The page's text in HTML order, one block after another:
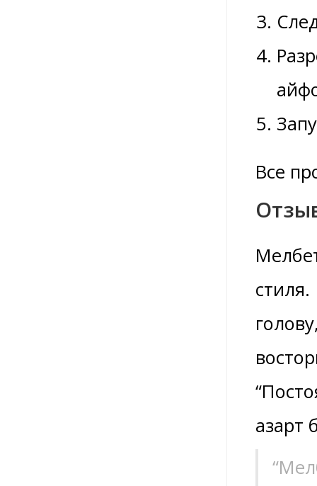
Все
азарт